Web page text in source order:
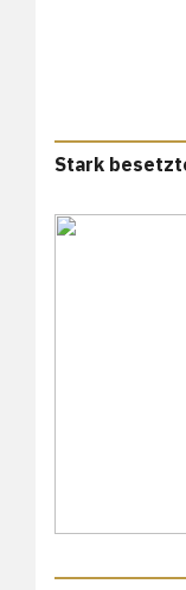
Stark